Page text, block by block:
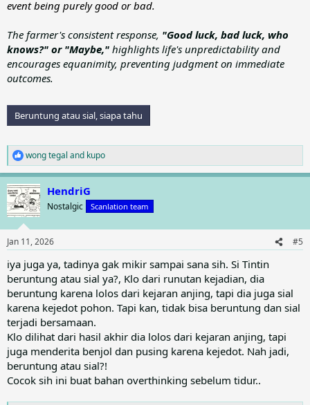
event being purely good or bad.
The farmer's consistent response, "Good luck, bad luck, who
knows?" or "Maybe," highlights life's unpredictability and
encourages equanimity, preventing judgment on immediate
outcomes.
Beruntung atau sial, siapa tahu
R
e
a
c
t
i
s
wong tegal and kupo
HendriG
Nostalgic Scanlation team
Jan 11, 2026 #5
iya juga ya, tadinya gak mikir sampai sana sih. Si Tintin
beruntung atau sial ya?, Klo dari runutan kejadian, dia
beruntung karena lolos dari kejaran anjing, tapi dia juga sial
karena kejedot pohon. Tapi kan, tidak bisa beruntung dan sial
terjadi bersamaan.
Klo dilihat dari hasil akhir dia lolos dari kejaran anjing, tapi
juga menderita benjol dan pusing karena kejedot. Nah jadi,
beruntung atau sial?!
Cocok sih ini buat bahan overthinking sebelum tidur..